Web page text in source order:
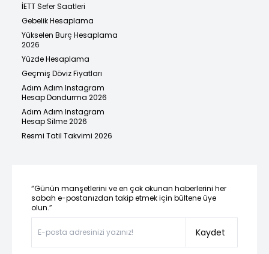
İETT Sefer Saatleri
Gebelik Hesaplama
Yükselen Burç Hesaplama
2026
Yüzde Hesaplama
Geçmiş Döviz Fiyatları
Adım Adım Instagram
Hesap Dondurma 2026
Adım Adım Instagram
Hesap Silme 2026
Resmi Tatil Takvimi 2026
“Günün manşetlerini ve en çok okunan haberlerini her
sabah e-postanızdan takip etmek için bültene üye
olun.”
Kaydet